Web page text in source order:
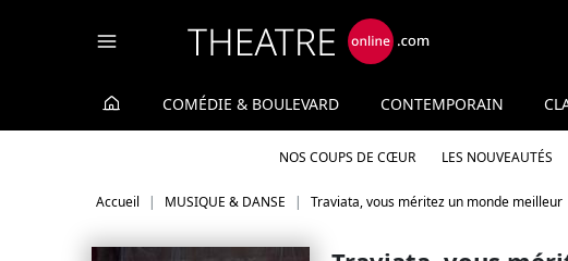
COMÉDIE & BOULEVARD CONTEMPORAIN
NOS COUPS DE CŒUR LES NOUVEAUTÉS
Accueil MUSIQUE & DANSE Traviata, vous méritez un monde meilleur